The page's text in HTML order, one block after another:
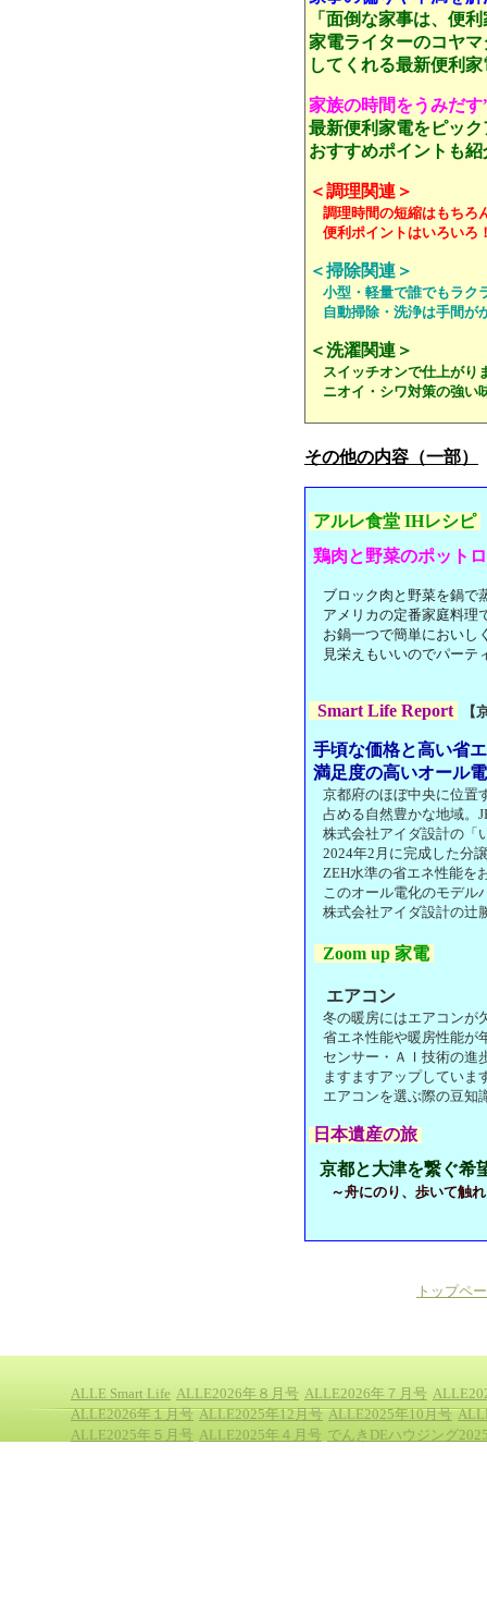
「面倒な家事は、便
家電ライターのコヤ
してくれる最新便利
家族の時間をうみだ
最新便利家電をピッ
おすすめポイントも
＜調理関連＞
調理時間の短縮はもちろ
便利ポイントはいろいろ
＜掃除関連＞
小型・軽量で誰でもラク
自動掃除・洗浄は手間が
＜洗濯関連＞
スイッチオンで仕上がり
ニオイ・シワ対策の強い
その他の内容（一部）
アルレ食堂 IHレシピ
鶏肉と野菜のポット
ブロック肉と野菜を鍋で
アメリカの定番家庭料理
お鍋一つで簡単においし
見栄えもいいのでパーテ
Smart Life Report 【
手頃な価格と高い省
満足度の高いオール
京都府のほぼ中央に位置
占める自然豊かな地域。
株式会社アイダ設計の
2024年2月に完成した分
ZEH水準の省エネ性能を
このオール電化のモデル
株式会社アイダ設計の辻
Zoom up 家電
エアコン
冬の暖房にはエアコンが
省エネ性能や暖房性能
センサー・ＡＩ技術の進
ますますアップしていま
エアコンを選ぶ際の豆知
日本遺産の旅
京都と大津を繋ぐ
～舟にのり、歩いて触
トップペ
ALLE Smart Life ALLE2026年８月号 ALLE2026年７月号
ALLE2026年１月号 ALLE2025年12月号 ALLE2025年10月号
ALLE2025年５月号 ALLE2025年４月号 でんきDEハウジング